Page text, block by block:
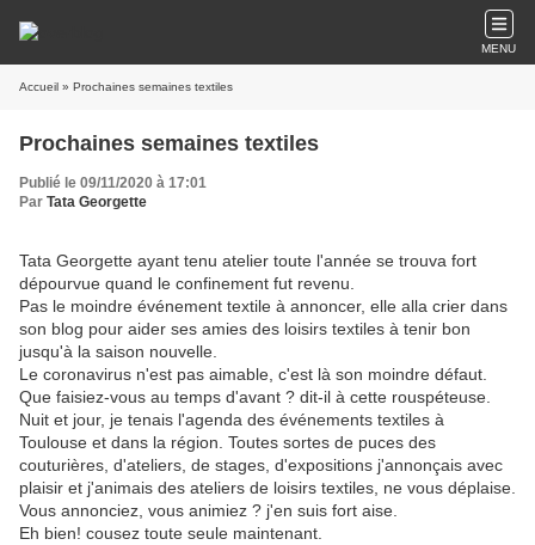
MENU
Accueil » Prochaines semaines textiles
Prochaines semaines textiles
Publié le 09/11/2020 à 17:01
Par Tata Georgette
Tata Georgette ayant tenu atelier toute l'année se trouva fort
dépourvue quand le confinement fut revenu.
Pas le moindre événement textile à annoncer, elle alla crier dans
son blog pour aider ses amies des loisirs textiles à tenir bon
jusqu'à la saison nouvelle.
Le coronavirus n'est pas aimable, c'est là son moindre défaut.
Que faisiez-vous au temps d'avant ? dit-il à cette rouspéteuse.
Nuit et jour, je tenais l'agenda des événements textiles à
Toulouse et dans la région. Toutes sortes de puces des
couturières, d'ateliers, de stages, d'expositions j'annonçais avec
plaisir et j'animais des ateliers de loisirs textiles, ne vous déplaise.
Vous annonciez, vous animiez ? j'en suis fort aise.
Eh bien! cousez toute seule maintenant.